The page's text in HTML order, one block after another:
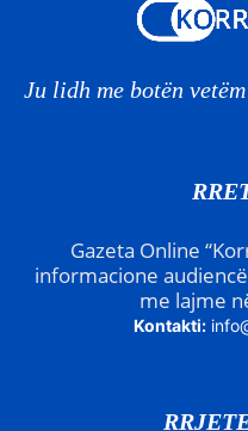
Ju lidh me botën
Gazeta Online
informacione
me lajme
Kontakti: